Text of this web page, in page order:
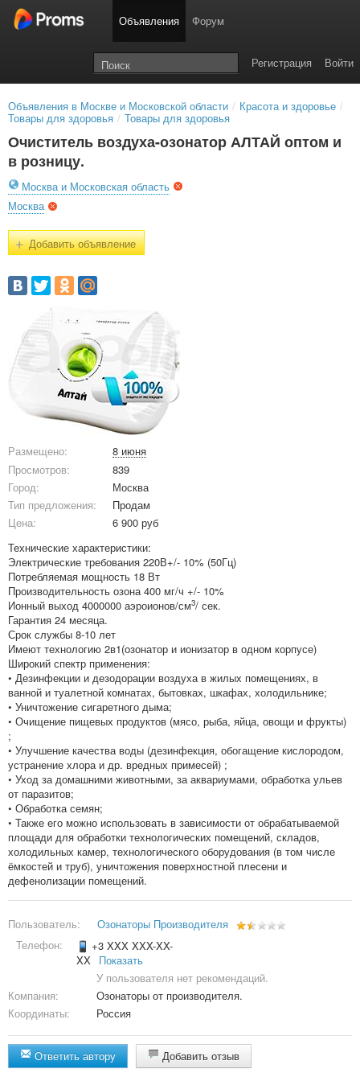
Объявления Форум
Войти
Регистрация
Объявления в Москве и Московской области / Красота и здоровье /
Товары для здоровья / Товары для здоровья
Очиститель воздуха-озонатор АЛТАЙ оптом и
в розницу.
Москва и Московская область
Москва
+Добавить объявление
Размещено:
8 июня
Просмотров:
839
Город:
Москва
Тип предложения:
Продам
Цена:
6 900 руб
Технические характеристики:
Электрические требования 220В+/- 10% (50Гц)
Потребляемая мощность 18 Вт
Производительность озона 400 мг/ч +/- 10%
Ионный выход 4000000 аэроионов/см3/ сек.
Гарантия 24 месяца.
Срок службы 8-10 лет
Имеют технологию 2в1(озонатор и ионизатор в одном корпусе)
Широкий спектр применения:
• Дезинфекции и дезодорации воздуха в жилых помещениях, в
ванной и туалетной комнатах, бытовках, шкафах, холодильнике;
• Уничтожение сигаретного дыма;
• Очищение пищевых продуктов (мясо, рыба, яйца, овощи и фрукты)
;
• Улучшение качества воды (дезинфекция, обогащение кислородом,
устранение хлора и др. вредных примесей) ;
• Уход за домашними животными, за аквариумами, обработка ульев
от паразитов;
• Обработка семян;
• Также его можно использовать в зависимости от обрабатываемой
площади для обработки технологических помещений, складов,
холодильных камер, технологического оборудования (в том числе
ёмкостей и труб), уничтожения поверхностной плесени и
дефенолизации помещений.
Пользователь:
Озонаторы Производителя
Телефон:
+3 XXX XXX-XX-
XX
Показать
У пользователя нет рекомендаций.
Компания:
Озонаторы от производителя.
Координаты:
Россия
Ответить автору Добавить отзыв